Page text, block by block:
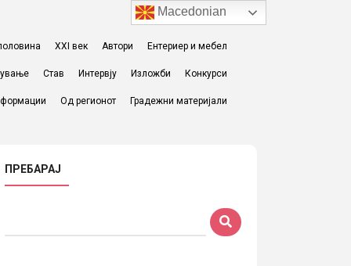
XXI век Автори Ентериер и мебел
Став Интервју Изложби Конкурси
Од регионот Градежни материјали
ПРЕБАРАЈ
Macedonian